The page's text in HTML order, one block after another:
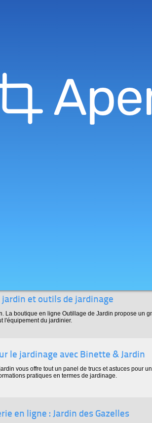
et outils de jardinage
La boutique en ligne Outillage de Jardin propose un
l'équipement du jardinier.
le jardinage avec Binette & Jardin
vous offre tout un panel de trucs et astuces pour
pratiques en termes de jardinage.
en ligne : Jardin des Gazelles